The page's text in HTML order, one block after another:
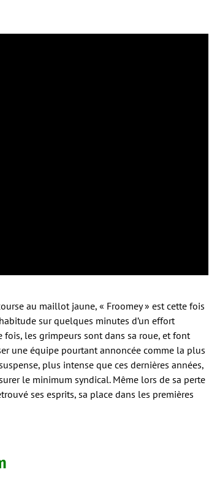
au maillot jaune, « Froomey » est cette fois
sur quelques minutes d’un effort
fois, les grimpeurs sont dans sa roue, et font
une équipe pourtant annoncée comme la plus
plus intense que ces dernières années,
le minimum syndical. Même lors de sa perte
ses esprits, sa place dans les premières